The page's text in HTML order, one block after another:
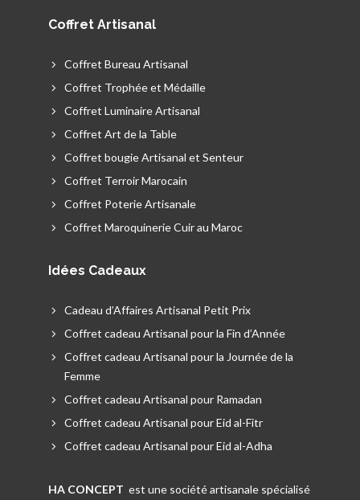
Coffret Artisanal
Coffret Bureau Artisanal
Coffret Trophée et Médaille
Coffret Luminaire Artisanal
Coffret Art de la Table
Coffret bougie Artisanal et Senteur
Coffret Terroir Marocain
Coffret Poterie Artisanale
Coffret Maroquinerie Cuir au Maroc
Idées Cadeaux
Cadeau d’Affaires Artisanal Petit Prix
Coffret cadeau Artisanal pour la Fin d’Année
Coffret cadeau Artisanal pour la Journée de la
Femme
Coffret cadeau Artisanal pour Ramadan
Coffret cadeau Artisanal pour Eid al-Fitr
Coffret cadeau Artisanal pour Eid al-Adha
HA CONCEPT est une société artisanale spécialisé